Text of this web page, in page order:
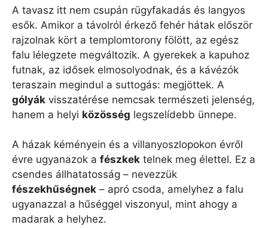
A tavasz itt nem csupán rügyfakadás és langyos
esők. Amikor a távolról érkező fehér hátak először
rajzolnak kört a templomtorony fölött, az egész
falu lélegzete megváltozik. A gyerekek a kapuhoz
futnak, az idősek elmosolyodnak, és a kávézók
teraszain megindul a suttogás: megjöttek. A
gólyák visszatérése nemcsak természeti jelenség,
hanem a helyi közösség legszelídebb ünnepe.
A házak kéményein és a villanyoszlopokon évről
évre ugyanazok a fészkek telnek meg élettel. Ez a
csendes állhatatosság – nevezzük
fészekhűségnek – apró csoda, amelyhez a falu
ugyanazzal a hűséggel viszonyul, mint ahogy a
madarak a helyhez.